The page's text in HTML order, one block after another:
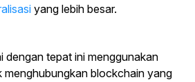
yang lebih besar.
dengan tepat ini menggunakan
menghubungkan blockchain yang